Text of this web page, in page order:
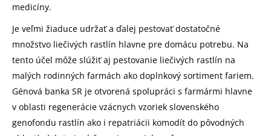
medicíny.
Je veľmi žiaduce udržať a ďalej pestovať dostatočné
množstvo liečivých rastlín hlavne pre domácu potrebu. Na
tento účel môže slúžiť aj pestovanie liečivých rastlín na
malých rodinných farmách ako doplnkový sortiment fariem.
Génová banka SR je otvorená spolupráci s farmármi hlavne
v oblasti regenerácie vzácnych vzoriek slovenského
genofondu rastlín ako i repatriácii komodít do pôvodných